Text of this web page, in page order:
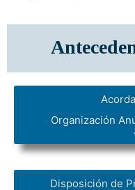
Organización
Disposición de